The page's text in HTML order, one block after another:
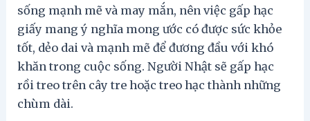
sống mạnh mẽ và may mắn, nên việc gấp hạc
giấy mang ý nghĩa mong ước có được sức khỏe
tốt, dẻo dai và mạnh mẽ để đương đầu với khó
khăn trong cuộc sống. Người Nhật sẽ gấp hạc
rồi treo trên cây tre hoặc treo hạc thành những
chùm dài.